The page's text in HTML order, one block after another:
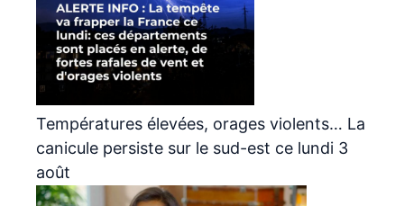
Températures élevées, orages violents… La
canicule persiste sur le sud-est ce lundi 3
août